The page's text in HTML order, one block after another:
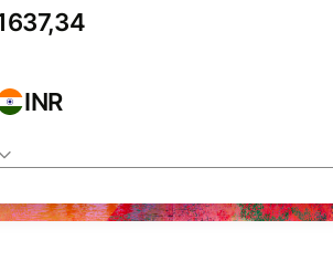
INR